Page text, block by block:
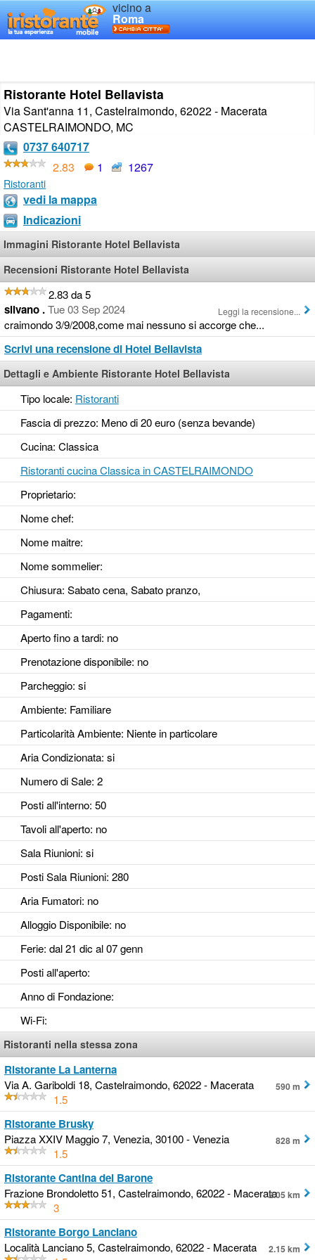
vicino a
Roma
Ristorante Hotel Bellavista
Via Sant'anna 11, Castelraimondo, 62022 - Macerata
CASTELRAIMONDO, MC
0737 640717
2.83
1 1267
Ristoranti
vedi la mappa
Indicazioni
Immagini Ristorante Hotel Bellavista
Recensioni Ristorante Hotel Bellavista
2.83 da 5
silvano .Tue 03 Sep 2024
craimondo 3/9/2008,come mai nessuno si accorge che...
Leggi la recensione...
Scrivi una recensione di Hotel Bellavista
Dettagli e Ambiente Ristorante Hotel Bellavista
Tipo locale: Ristoranti
Fascia di prezzo: Meno di 20 euro (senza bevande)
Cucina: Classica
Ristoranti cucina Classica in CASTELRAIMONDO
Proprietario:
Nome chef:
Nome maitre:
Nome sommelier:
Chiusura: Sabato cena, Sabato pranzo,
Pagamenti:
Aperto fino a tardi: no
Prenotazione disponibile: no
Parcheggio: si
Ambiente: Familiare
Particolarità Ambiente: Niente in particolare
Aria Condizionata: si
Numero di Sale: 2
Posti all'interno: 50
Tavoli all'aperto: no
Sala Riunioni: si
Posti Sala Riunioni: 280
Aria Fumatori: no
Alloggio Disponibile: no
Ferie: dal 21 dic al 07 genn
Posti all'aperto:
Anno di Fondazione:
Wi-Fi:
Ristoranti nella stessa zona
Ristorante La Lanterna
Via A. Gariboldi 18, Castelraimondo, 62022 - Macerata
1.5
590 m
Ristorante Brusky
Piazza XXIV Maggio 7, Venezia, 30100 - Venezia
1.5
828 m
Ristorante Cantina del Barone
Frazione Brondoletto 51, Castelraimondo, 62022 - Macerata
3
2.05 km
Ristorante Borgo Lanciano
Località Lanciano 5, Castelraimondo, 62022 - Macerata
2.15 km